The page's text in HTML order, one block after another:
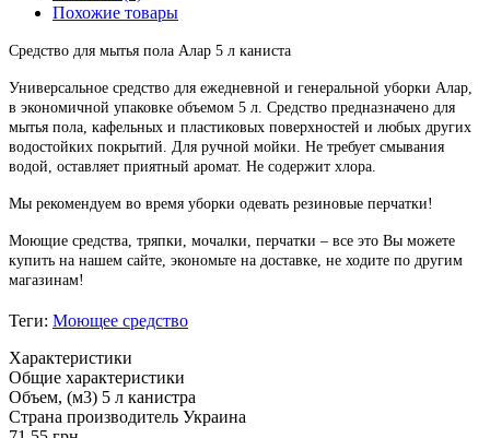
Похожие товары
Средство для мытья пола Алар 5 л каниста
Универсальное средство для ежедневной и генеральной уборки Алар,
в экономичной упаковке объемом 5 л. Средство предназначено для
мытья пола, кафельных и пластиковых поверхностей и любых других
водостойких покрытий. Для ручной мойки. Не требует смывания
водой, оставляет приятный аромат. Не содержит хлора.
Мы рекомендуем во время уборки одевать резиновые перчатки!
Моющие средства, тряпки, мочалки, перчатки – все это Вы можете
купить на нашем сайте, экономьте на доставке, не ходите по другим
магазинам!
Теги: Моющее средство
Характеристики
Общие характеристики
Объем, (м3) 5 л канистра
Страна производитель Украина